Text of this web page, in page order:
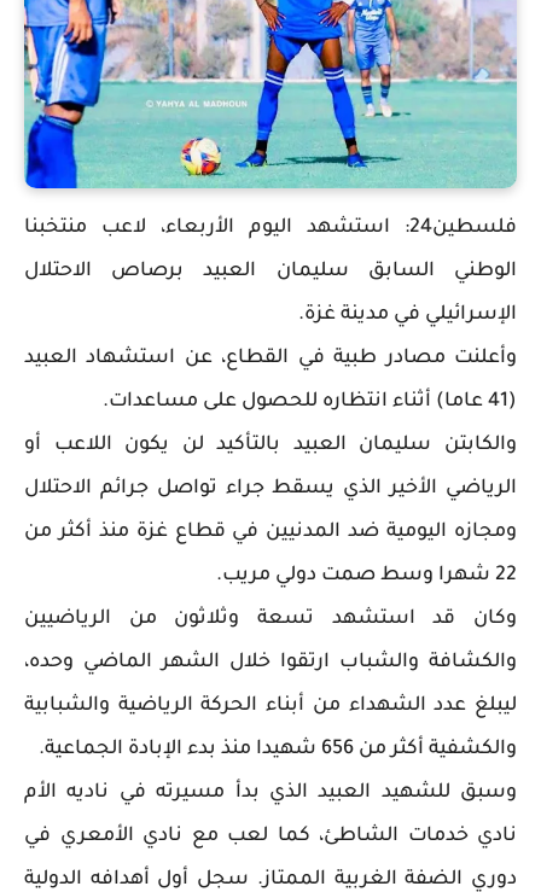
فلسطين24: استشهد اليوم الأربعاء، لاعب منتخبنا
الوطني السابق سليمان العبيد برصاص الاحتلال
الإسرائيلي في مدينة غزة.
وأعلنت مصادر طبية في القطاع، عن استشهاد العبيد
(41 عاما) أثناء انتظاره للحصول على مساعدات.
والكابتن سليمان العبيد بالتأكيد لن يكون اللاعب أو
الرياضي الأخير الذي يسقط جراء تواصل جرائم الاحتلال
ومجازه اليومية ضد المدنيين في قطاع غزة منذ أكثر من
22 شهرا وسط صمت دولي مريب.
وكان قد استشهد تسعة وثلاثون من الرياضيين
والكشافة والشباب ارتقوا خلال الشهر الماضي وحده،
ليبلغ عدد الشهداء من أبناء الحركة الرياضية والشبابية
والكشفية أكثر من 656 شهيدا منذ بدء الإبادة الجماعية.
وسبق للشهيد العبيد الذي بدأ مسيرته في ناديه الأم
نادي خدمات الشاطئ، كما لعب مع نادي الأمعري في
دوري الضفة الغربية الممتاز. سجل أول أهدافه الدولية